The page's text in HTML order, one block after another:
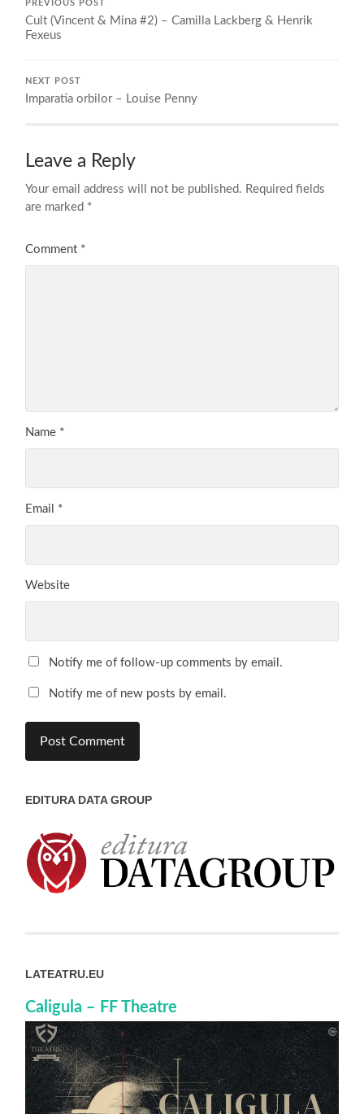
PREVIOUS POST
Cult (Vincent & Mina #2) – Camilla Lackberg & Henrik
Fexeus
NEXT POST
Imparatia orbilor – Louise Penny
Leave a Reply
Your email address will not be published. Required fields
are marked *
Comment *
Name *
Email *
Website
Notify me of follow-up comments by email.
Notify me of new posts by email.
EDITURA DATA GROUP
LATEATRU.EU
Caligula – FF Theatre